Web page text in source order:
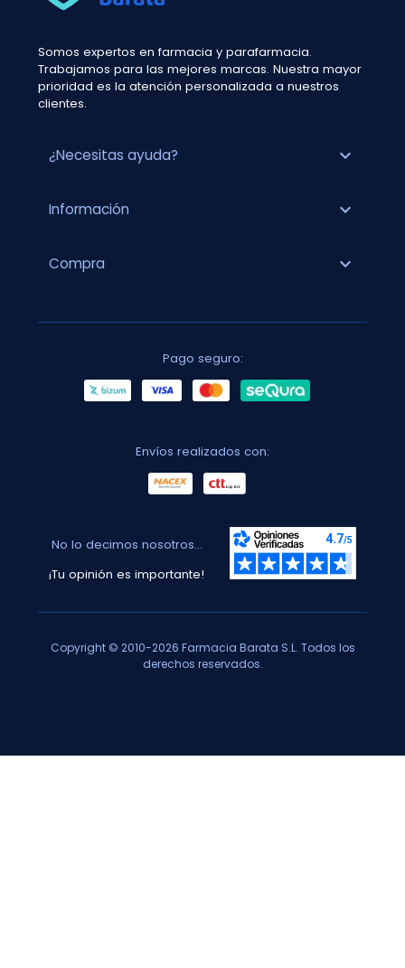
Somos expertos en farmacia y parafarmacia.
Trabajamos para las mejores marcas. Nuestra mayor
prioridad es la atención personalizada a nuestros
clientes.
¿Necesitas ayuda? expand_more
Información expand_more
Compra expand_more
Pago seguro:
Envíos realizados con:
No lo decimos nosotros...
¡Tu opinión es importante!
Copyright © 2010-2026 Farmacia Barata S.L. Todos los
derechos reservados.